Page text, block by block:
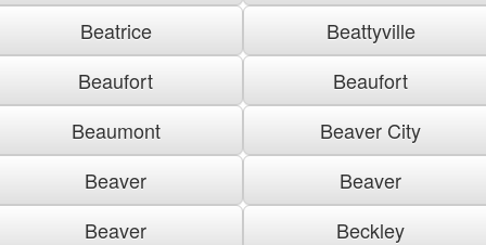
Beatrice
Beattyville
Beaufort
Beaufort
Beaumont
Beaver City
Beaver
Beaver
Beaver
Beckley